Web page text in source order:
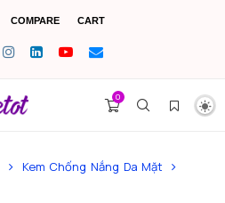
COMPARE CART
0
Kem Chống Nắng Da Mặt